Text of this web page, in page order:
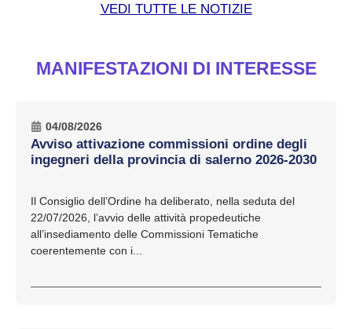
VEDI TUTTE LE NOTIZIE
MANIFESTAZIONI DI INTERESSE
04/08/2026
Avviso attivazione commissioni ordine degli
ingegneri della provincia di salerno 2026-2030
Il Consiglio dell’Ordine ha deliberato, nella seduta del
22/07/2026, l’avvio delle attività propedeutiche
all’insediamento delle Commissioni Tematiche
coerentemente con i...